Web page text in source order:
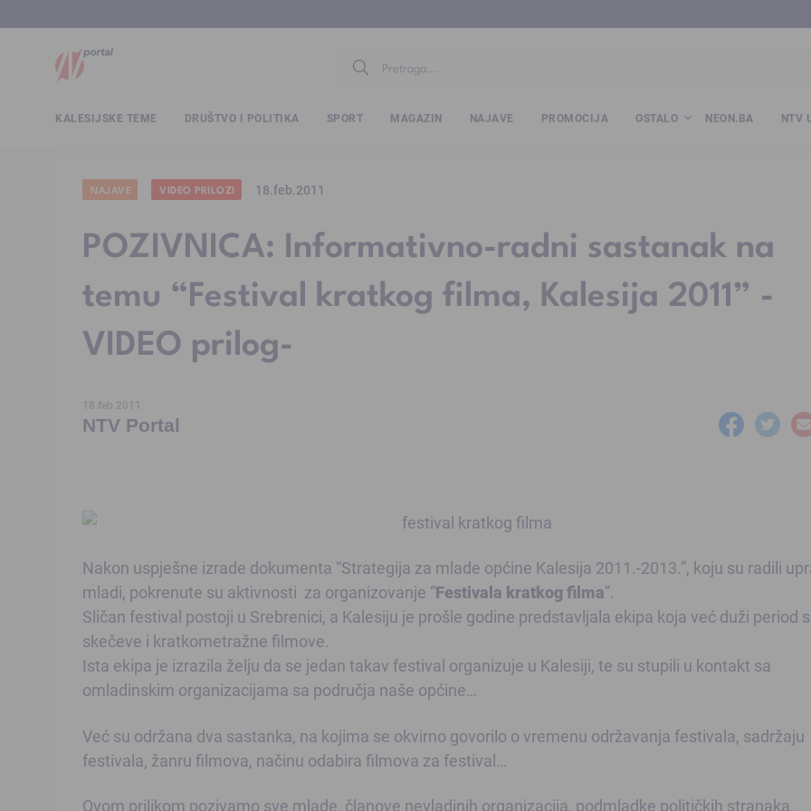
KALESIJSKE TEME DRUŠTVO I POLITIKA SPORT MAGAZIN NAJAVE PROMOCIJA OSTALO NEON.BA NTV
NAJAVE VIDEO PRILOZI 18.feb.2011
POZIVNICA: Informativno-radni sastanak na
temu “Festival kratkog filma, Kalesija 2011” -
VIDEO prilog-
18.feb.2011
NTV Portal
Nakon uspješne izrade dokumenta “Strategija za mlade općine Kalesija 2011.-2013.”, koju su radili
mladi, pokrenute su aktivnosti za organizovanje “Festivala kratkog filma”.
Sličan festival postoji u Srebrenici, a Kalesiju je prošle godine predstavljala ekipa koja već duži period
skečeve i kratkometražne filmove.
Ista ekipa je izrazila želju da se jedan takav festival organizuje u Kalesiji, te su stupili u kontakt sa
omladinskim organizacijama sa područja naše općine…
Već su održana dva sastanka, na kojima se okvirno govorilo o vremenu održavanja festivala, sadržaju
festivala, žanru filmova, načinu odabira filmova za festival…
Ovom prilikom pozivamo sve mlade, članove nevladinih organizacija, podmladke političkih stranaka,